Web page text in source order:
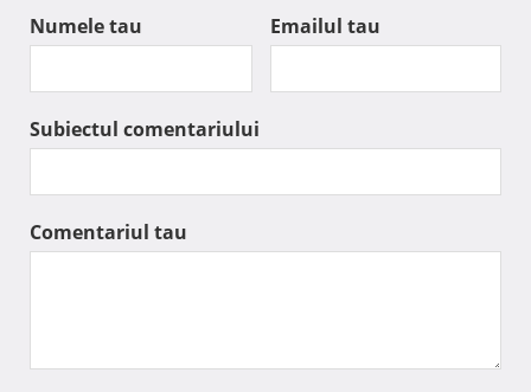
Numele tau Emailul tau
Subiectul comentariului
Comentariul tau